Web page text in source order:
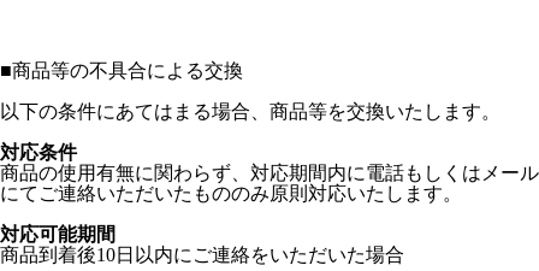
■商品等の不具合による交換
以下の条件にあてはまる場合、商品等を交換いたします。
対応条件
商品の使用有無に関わらず、対応期間内に電話もしくはメール
にてご連絡いただいたもののみ原則対応いたします。
対応可能期間
商品到着後10日以内にご連絡をいただいた場合